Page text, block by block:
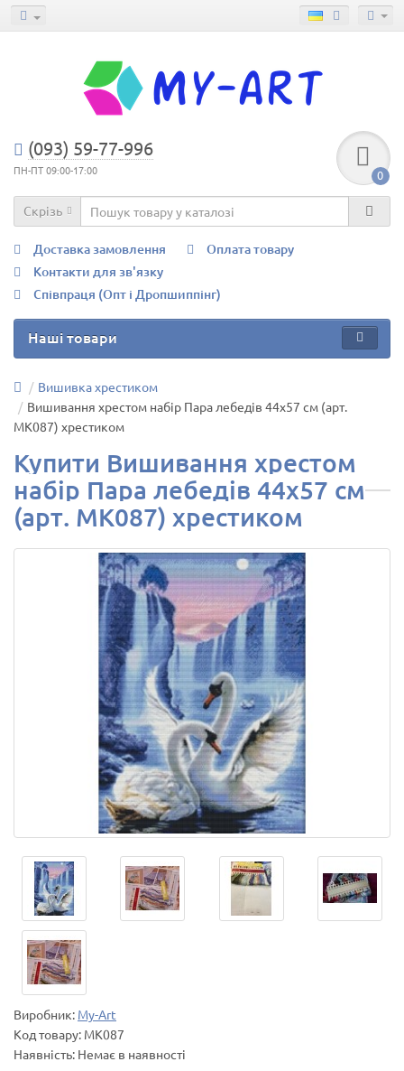
(093) 59-77-996
ПН-ПТ 09:00-17:00 0
Скрізь
Доставка замовлення
Оплата товару
Контакти для зв'язку
Співпраця (Опт і Дропшиппінг)
Наші товари
Вишивка хрестиком
Вишивання хрестом набір Пара лебедів 44х57 см (арт.
MK087) хрестиком
Купити Вишивання хрестом
набір Пара лебедів 44х57 см
(арт. MK087) хрестиком
Виробник: My-Art
Код товару: MK087
Наявність: Немає в наявності